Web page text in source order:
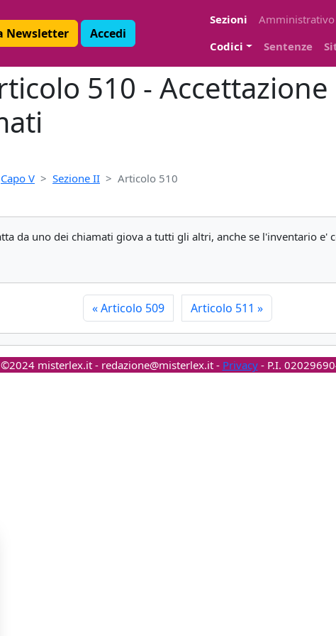
Newsletter Accedi
Sezioni
Amministrativo
Codici
Sentenze
510 -
Capo V Sezione II Articolo 510
da uno dei chiamati giova a tutti gli altri, anche se l'inventario
«Articolo 509 Articolo 511 »
©2024 misterlex.it - redazione@misterlex.it- Privacy- P.I.